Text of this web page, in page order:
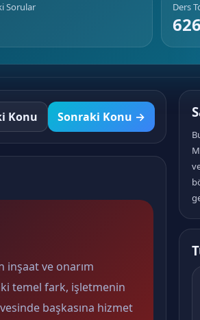
Sorular Ders
626
Konu Sonraki Konu →
inşaat ve onarım
temel fark, işletmenin
başkasına hizmet